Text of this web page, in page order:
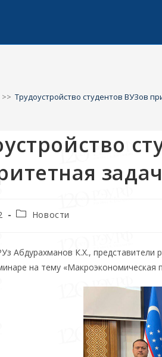
>> Трудоустройство студентов ВУЗов
Новости
Абдурахманов К.Х., представители
на тему «Макроэкономическая